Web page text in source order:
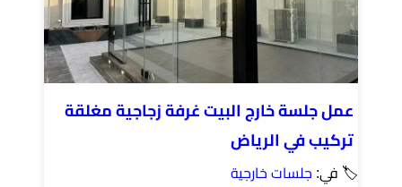
عمل جلسة خارج البيت غرفة زجاجية مغلقة
تركيب في الرياض
🏷 في: جلسات خارجية